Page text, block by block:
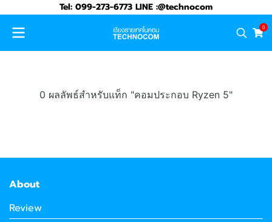
Tel: 099-273-6773 LINE :@technocom
0
0 ผลลัพธ์สำหรับแท็ก "คอมประกอบ Ryzen 5"
About
Review